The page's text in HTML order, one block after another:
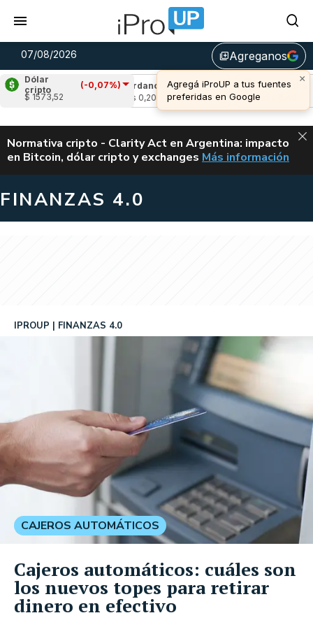
07/08/2026 library_addAgreganos
×
Agregá iProUP a tus fuentes
preferidas en Google
Dólar
cripto
(-0,07%)
$ 1573,52
2,10%) Cardano (-3,06%)
u$s 0,20
Avalanche
u$s 6,40
ALERTA
Normativa cripto - Clarity Act en Argentina: impacto
en Bitcoin, dólar cripto y exchanges CLARITY ACT EN
Más información
FINANZAS 4.0
IPROUP FINANZAS 4.0
CAJEROS AUTOMÁTICOS
Cajeros automáticos: cuáles son
los nuevos topes para retirar
dinero en efectivo